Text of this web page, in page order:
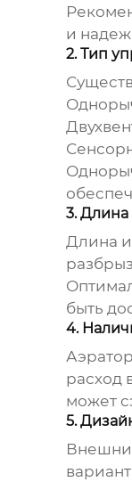
и
2. Тип
3. Длина
Длина и
быть
4.
расход
может
5.